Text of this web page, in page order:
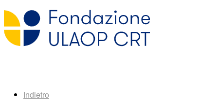
Indietro